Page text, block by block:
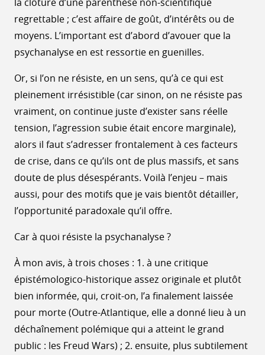
la clôture d’une parenthèse non-scientifique
regrettable ; c’est affaire de goût, d’intérêts ou de
moyens. L’important est d’abord d’avouer que la
psychanalyse en est ressortie en guenilles.
Or, si l’on ne résiste, en un sens, qu’à ce qui est
pleinement irrésistible (car sinon, on ne résiste pas
vraiment, on continue juste d’exister sans réelle
tension, l’agression subie était encore marginale),
alors il faut s’adresser frontalement à ces facteurs
de crise, dans ce qu’ils ont de plus massifs, et sans
doute de plus désespérants. Voilà l’enjeu – mais
aussi, pour des motifs que je vais bientôt détailler,
l’opportunité paradoxale qu’il offre.
Car à quoi résiste la psychanalyse ?
À mon avis, à trois choses : 1. à une critique
épistémologico-historique assez originale et plutôt
bien informée, qui, croit-on, l’a finalement laissée
pour morte (Outre-Atlantique, elle a donné lieu à un
déchaînement polémique qui a atteint le grand
public : les Freud Wars) ; 2. ensuite, plus subtilement